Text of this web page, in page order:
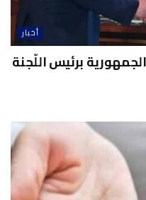
أخبار
برئيس اللّجنة